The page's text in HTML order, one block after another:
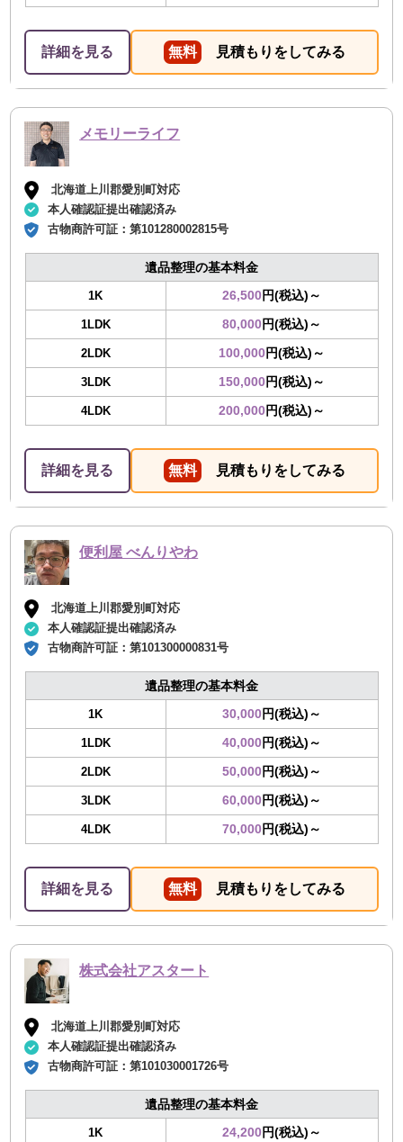
詳細を見る 無料 見積もりをしてみる
メモリーライフ
北海道上川郡愛別町対応
本人確認証提出確認済み
古物商許可証：第101280002815号
遺品整理の基本料金
1K 26,500円(税込)～
1LDK 80,000円(税込)～
2LDK 100,000円(税込)～
3LDK 150,000円(税込)～
4LDK 200,000円(税込)～
詳細を見る 無料 見積もりをしてみる
便利屋 べんりやわ
北海道上川郡愛別町対応
本人確認証提出確認済み
古物商許可証：第101300000831号
遺品整理の基本料金
1K 30,000円(税込)～
1LDK 40,000円(税込)～
2LDK 50,000円(税込)～
3LDK 60,000円(税込)～
4LDK 70,000円(税込)～
詳細を見る 無料 見積もりをしてみる
株式会社アスタート
北海道上川郡愛別町対応
本人確認証提出確認済み
古物商許可証：第101030001726号
遺品整理の基本料金
1K 24,200円(税込)～